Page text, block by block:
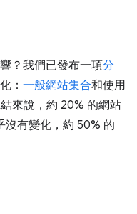
？我們已發布一項分
： 一般網站集合和使用
來說，約 20% 的網站
沒有變化，約 50% 的